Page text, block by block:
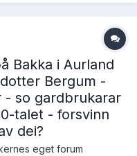
Bakka i Aurland
Bergum -
- so gardbrukarar
talet - forsvinn
dei?
eget forum